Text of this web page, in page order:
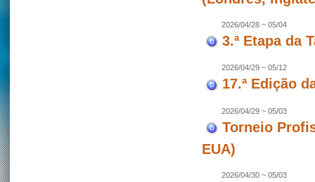
2026/04/28 ~ 05/04
3.ª Etapa da
2026/04/29 ~ 05/12
17.ª Edição
2026/04/29 ~ 05/03
Torneio
EUA)
2026/04/30 ~ 05/03